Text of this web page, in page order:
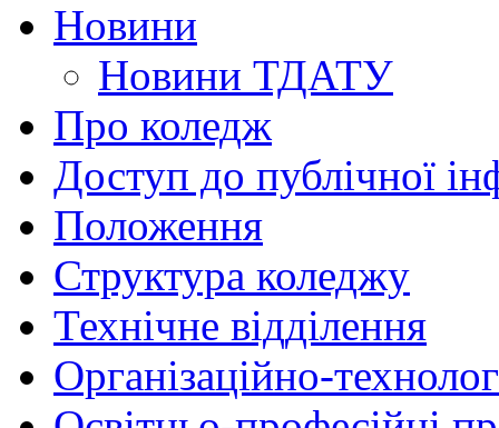
Новини
Новини ТДАТУ
Про коледж
Доступ до публічної
Положення
Структура коледжу
Технічне відділення
Організаційно-